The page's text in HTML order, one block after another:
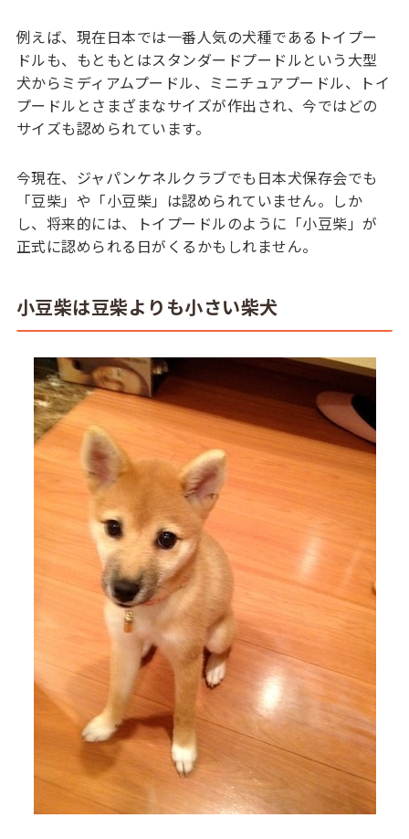
例えば、現在日本では一番人気の犬種であるトイプー
ドルも、もともとはスタンダードプードルという大型
犬からミディアムプードル、ミニチュアプードル、トイ
プードルとさまざまなサイズが作出され、今ではどの
サイズも認められています。
今現在、ジャパンケネルクラブでも日本犬保存会でも
「豆柴」や「小豆柴」は認められていません。しか
し、将来的には、トイプードルのように「小豆柴」が
正式に認められる日がくるかもしれません。
小豆柴は豆柴よりも小さい柴犬